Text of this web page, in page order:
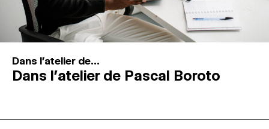
Dans l'atelier de...
Dans l’atelier de Pascal Boroto